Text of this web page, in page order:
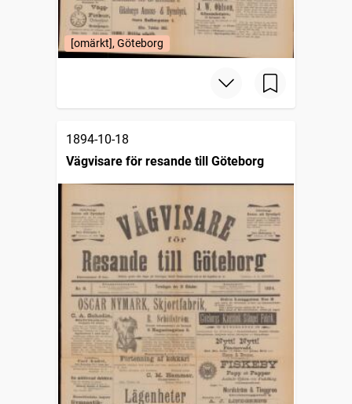
[omärkt], Göteborg
1894-10-18
Vägvisare för resande till Göteborg